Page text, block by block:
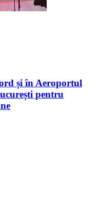
și în Aeroportul
pentru